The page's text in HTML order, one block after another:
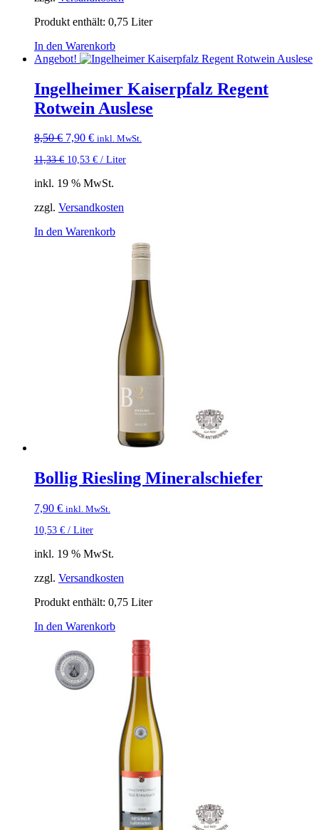
Produkt enthält: 0,75 Liter
In den Warenkorb
Angebot!
Ingelheimer Kaiserpfalz Regent
Rotwein Auslese
8,50€ Ursprünglicher
war:
7,90 €Aktueller
ist:
inkl. MwSt.
11,33€ 10,53 € / Liter
inkl. 19 % MwSt.
zzgl. Versandkosten
In den Warenkorb
Bollig Riesling Mineralschiefer
7,90 € inkl. MwSt.
10,53 € / Liter
inkl. 19 % MwSt.
zzgl. Versandkosten
Produkt enthält: 0,75 Liter
In den Warenkorb